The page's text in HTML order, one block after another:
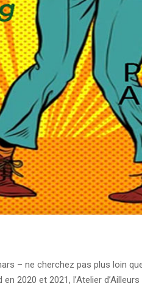
– ne cherchez pas plus loin que
2020 et 2021, l’Atelier d’Ailleurs